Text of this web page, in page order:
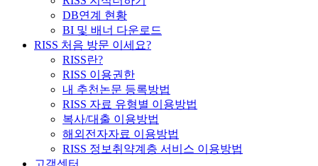
DB연계 현황
BI 및 배너 다운로드
RISS 처음 방문 이세요?
RISS란?
RISS 이용권한
내 추천논문 등록방법
RISS 자료 유형별 이용방법
복사/대출 이용방법
해외전자자료 이용방법
RISS 정보취약계층 서비스 이용방법